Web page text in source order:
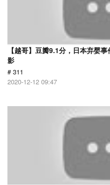
【越哥】豆瓣9.1分，日本弃婴
影
# 311
2020-12-12 09:47